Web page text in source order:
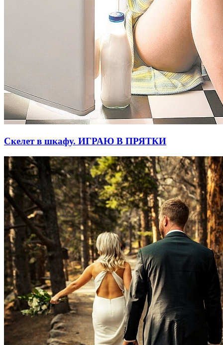
Скелет в шкафу. ИГРАЮ В ПРЯТКИ